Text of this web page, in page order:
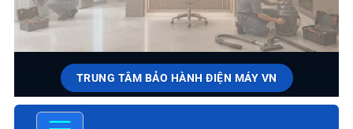
TRUNG TÂM BẢO HÀNH ĐIỆN MÁY VN
SỬA CHỮA & BẢO HÀNH FUJIE